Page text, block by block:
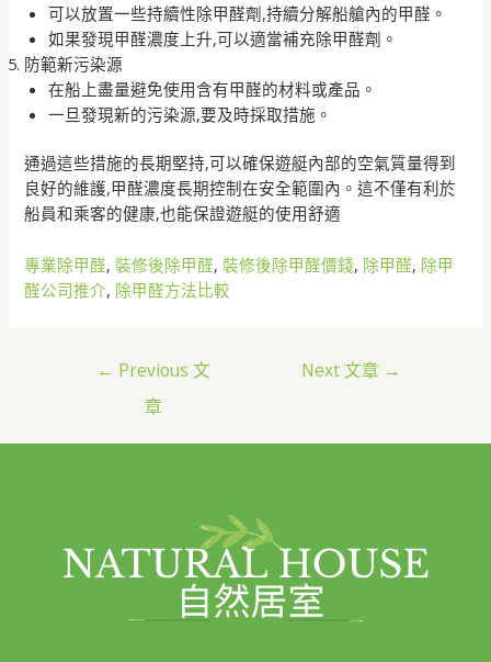
可以放置一些持續性除甲醛劑,持續分解船艙內的甲醛。
如果發現甲醛濃度上升,可以適當補充除甲醛劑。
防範新污染源
在船上盡量避免使用含有甲醛的材料或產品。
一旦發現新的污染源,要及時採取措施。
通過這些措施的長期堅持,可以確保遊艇內部的空氣質量得到
良好的維護,甲醛濃度長期控制在安全範圍內。這不僅有利於
船員和乘客的健康,也能保證遊艇的使用舒適
專業除甲醛, 裝修後除甲醛, 裝修後除甲醛價錢, 除甲醛, 除甲
醛公司推介, 除甲醛方法比較
← Previous 文
章
Next 文章 →